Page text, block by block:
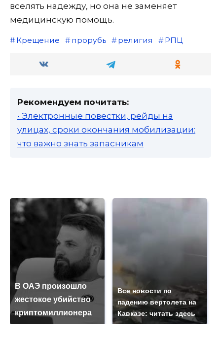
вселять надежду, но она не заменяет
медицинскую помощь.
Крещение прорубь религия РПЦ
Рекомендуем почитать:
• Электронные повестки, рейды на
улицах, сроки окончания мобилизации:
что важно знать запасникам
В ОАЭ произошло
жестокое убийство
криптомиллионера
Все новости по
падению вертолета на
Кавказе: читать здесь